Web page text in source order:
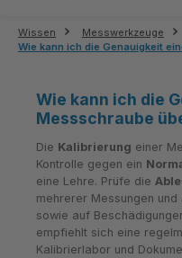
Wissen Messwerkzeuge
Wie kann ich die Genauigkeit
Wie kann ich die
Messschraube
Die Kalibrierung einer
Kontrolle gegen ein
eine Lehre. Prüfe die
mehrerer Messungen
sowie auf
empfiehlt sich eine
Kalibrierlabor und